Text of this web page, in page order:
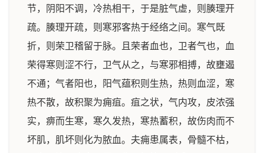
节，阴阳不调，冷热相干，于是脏气虚，则腠理开
疏。腠理开疏，则寒邪客热于经络之间。寒气既
折，则荣卫稽留于脉。且荣者血也，卫者气也，血
荣得寒则涩不行，卫气从之，与寒邪相搏，故壅遏
不通；气者阳也，阳气蕴积则生热，热则血涩，寒
热不散，故积聚为痈疽。疽之状，气内攻，皮浓强
实，痹而生寒，寒久发热，寒热蓄积，故伤肉而不
坏肌，肌坏则化为脓血。夫痈患属表，骨髓不枯，